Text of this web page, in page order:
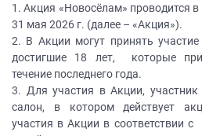
1. Акция «Новосёлам» проводится
31 мая 2026 г. (далее – «Акция»).
2. В Акции могут принять
достигшие 18 лет, которые
течение последнего года.
3. Для участия в Акции,
салон, в котором действует
участия в Акции в соответствии
кнопку
"Отправить",
вы
даете
Согласие
на
обработку
персональных